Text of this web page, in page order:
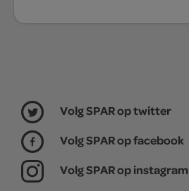
Volg SPAR op twitter
Volg SPAR op facebook
Volg SPAR op instagram